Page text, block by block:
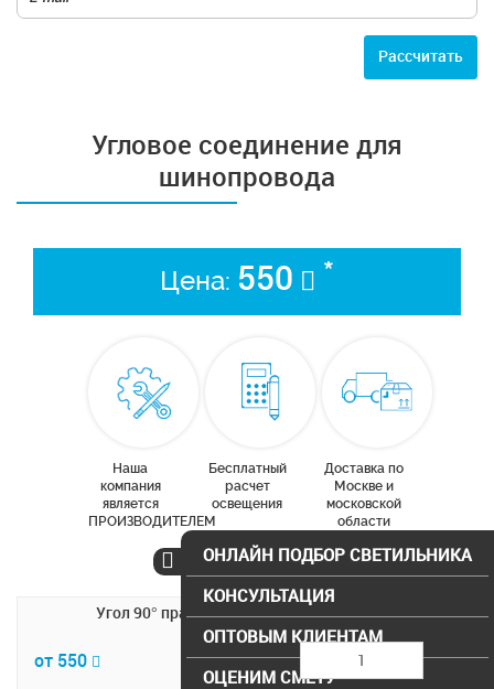
Расcчитать
Угловое соединение для
шинопровода
Цена: 550 *
Наша
компания
является
ПРОИЗВОДИТЕЛЕМ
Бесплатный
расчет
освещения
Доставка по
Москве и
московской
области
Угол 90° правый (белый,черный,серебро)
от 550
ОНЛАЙН ПОДБОР СВЕТИЛЬНИКА
КОНСУЛЬТАЦИЯ
ОПТОВЫМ КЛИЕНТАМ
ОЦЕНИМ СМЕТУ